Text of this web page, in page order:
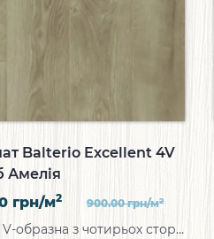
Balterio Excellent 4V
Амелія
грн/м2 900.00грн/м2
Фаска: V-образна з чотирьох сторін